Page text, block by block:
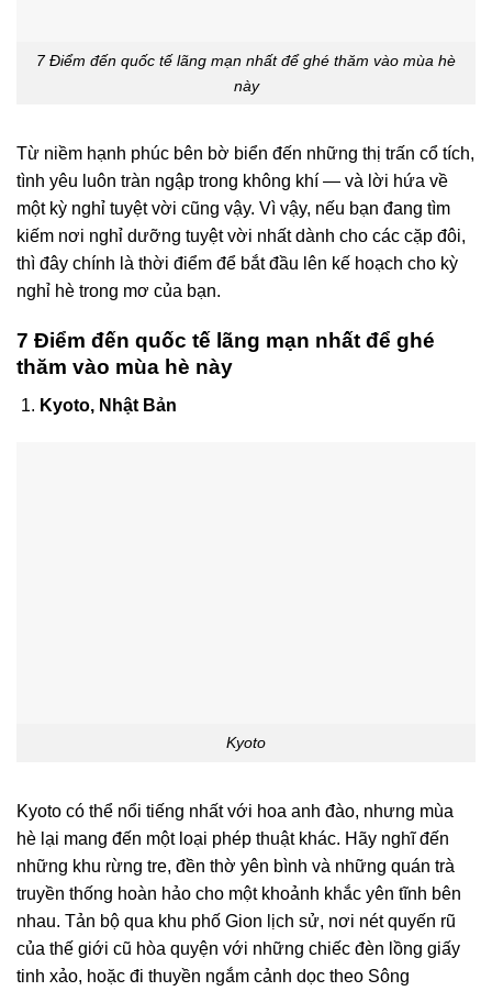
7 Điểm đến quốc tế lãng mạn nhất để ghé thăm vào mùa hè
này
Từ niềm hạnh phúc bên bờ biển đến những thị trấn cổ tích,
tình yêu luôn tràn ngập trong không khí — và lời hứa về
một kỳ nghỉ tuyệt vời cũng vậy. Vì vậy, nếu bạn đang tìm
kiếm nơi nghỉ dưỡng tuyệt vời nhất dành cho các cặp đôi,
thì đây chính là thời điểm để bắt đầu lên kế hoạch cho kỳ
nghỉ hè trong mơ của bạn.
7 Điểm đến quốc tế lãng mạn nhất để ghé
thăm vào mùa hè này
Kyoto, Nhật Bản
Kyoto
Kyoto có thể nổi tiếng nhất với hoa anh đào, nhưng mùa
hè lại mang đến một loại phép thuật khác. Hãy nghĩ đến
những khu rừng tre, đền thờ yên bình và những quán trà
truyền thống hoàn hảo cho một khoảnh khắc yên tĩnh bên
nhau. Tản bộ qua khu phố Gion lịch sử, nơi nét quyến rũ
của thế giới cũ hòa quyện với những chiếc đèn lồng giấy
tinh xảo, hoặc đi thuyền ngắm cảnh dọc theo Sông